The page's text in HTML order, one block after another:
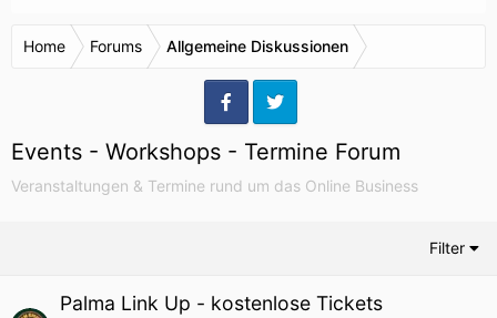
Home Forums Allgemeine Diskussionen
Events - Workshops - Termine Forum
Veranstaltungen & Termine rund um das Online Business
Filter
Palma Link Up - kostenlose Tickets